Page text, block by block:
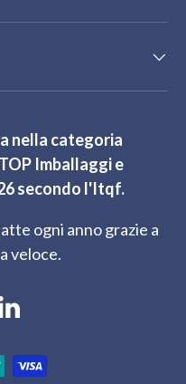
nella categoria
Imballaggi e
secondo l'Itqf.
ogni anno grazie a
veloce.
LinkedIn